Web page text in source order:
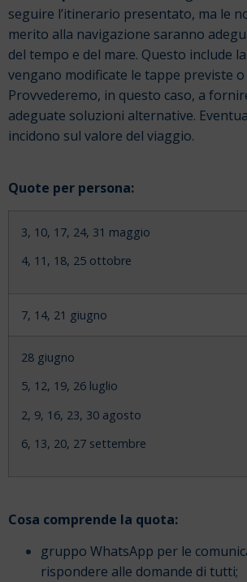
seguire l’itinerario presentato, ma le
merito alla navigazione saranno
del tempo e del mare. Questo include
vengano modificate le tappe previste
Provvederemo, in questo caso, a
adeguate soluzioni alternative.
incidono sul valore del viaggio.
Quote per persona:
3, 10, 17, 24, 31 maggio
4, 11, 18, 25 ottobre
7, 14, 21 giugno
28 giugno
5, 12, 19, 26 luglio
2, 9, 16, 23, 30 agosto
6, 13, 20, 27 settembre
Cosa comprende la quota:
gruppo WhatsApp per le
rispondere alle domande di tutti;